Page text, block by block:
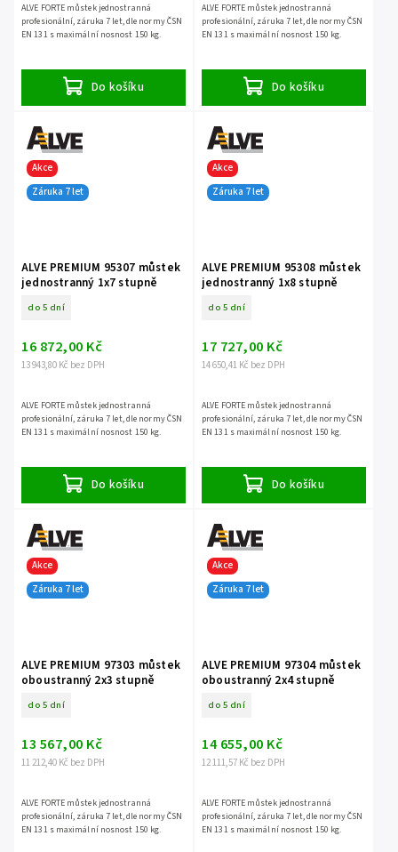
Do košíku
ALVE FORTE můstek jednostranná
profesionální, záruka 7 let, dle normy ČSN
EN 131 s maximální nosnost 150 kg.
Do košíku
ALVE FORTE můstek jednostranná
profesionální, záruka 7 let, dle normy ČSN
EN 131 s maximální nosnost 150 kg.
Akce
Záruka 7 let
ALVE PREMIUM 95307 můstek
jednostranný 1x7 stupně
do 5 dní
13 943,80 Kč bez DPH
16 872,00 Kč
Do košíku
ALVE FORTE můstek jednostranná
profesionální, záruka 7 let, dle normy ČSN
EN 131 s maximální nosnost 150 kg.
Akce
Záruka 7 let
ALVE PREMIUM 95308 můstek
jednostranný 1x8 stupně
do 5 dní
14 650,41 Kč bez DPH
17 727,00 Kč
Do košíku
ALVE FORTE můstek jednostranná
profesionální, záruka 7 let, dle normy ČSN
EN 131 s maximální nosnost 150 kg.
Akce
Záruka 7 let
ALVE PREMIUM 97303 můstek
oboustranný 2x3 stupně
do 5 dní
11 212,40 Kč bez DPH
13 567,00 Kč
ALVE FORTE můstek jednostranná
profesionální, záruka 7 let, dle normy ČSN
EN 131 s maximální nosnost 150 kg.
Akce
Záruka 7 let
ALVE PREMIUM 97304 můstek
oboustranný 2x4 stupně
do 5 dní
12 111,57 Kč bez DPH
14 655,00 Kč
ALVE FORTE můstek jednostranná
profesionální, záruka 7 let, dle normy ČSN
EN 131 s maximální nosnost 150 kg.